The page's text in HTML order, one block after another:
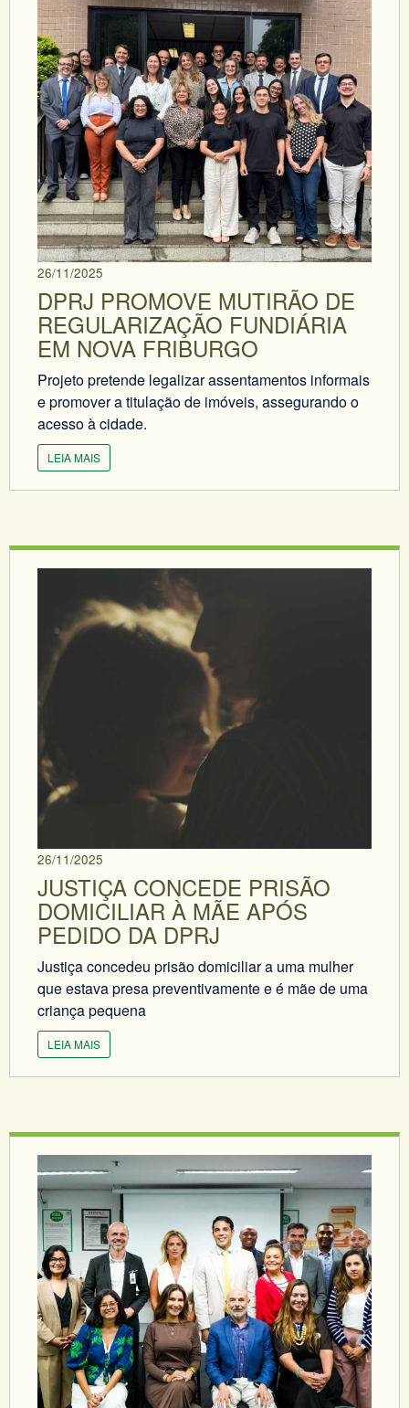
26/11/2025
DPRJ PROMOVE MUTIRÃO DE
REGULARIZAÇÃO FUNDIÁRIA
EM NOVA FRIBURGO
Projeto pretende legalizar assentamentos informais
e promover a titulação de imóveis, assegurando o
acesso à cidade.
LEIA MAIS
26/11/2025
JUSTIÇA CONCEDE PRISÃO
DOMICILIAR À MÃE APÓS
PEDIDO DA DPRJ
Justiça concedeu prisão domiciliar a uma mulher
que estava presa preventivamente e é mãe de uma
criança pequena
LEIA MAIS